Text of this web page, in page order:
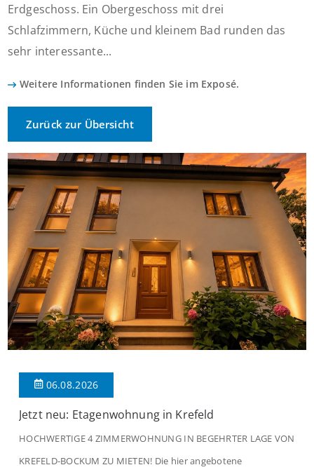
Erdgeschoss. Ein Obergeschoss mit drei
Schlafzimmern, Küche und kleinem Bad runden das
sehr interessante...
Weitere Informationen finden Sie im Exposé.
Zurück zur Übersicht
06.08.2026
Jetzt neu: Etagenwohnung in Krefeld
HOCHWERTIGE 4 ZIMMERWOHNUNG IN BEGEHRTER LAGE VON
KREFELD-BOCKUM ZU MIETEN! Die hier angebotene